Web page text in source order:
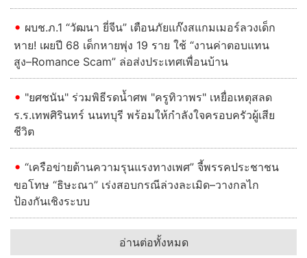
ผบช.ภ.1 “วัฒนา ยี่จีน” เตือนภัยแก๊งสแกมเมอร์ลวงเด็ก
หาย! เผยปี 68 เด็กหายพุ่ง 19 ราย ใช้ “งานค่าตอบแทน
สูง–Romance Scam” ล่อส่งประเทศเพื่อนบ้าน
"ยศชนัน" ร่วมพิธีรดน้ำศพ "ครูทิวาพร" เหยื่อเหตุสลด
ร.ร.เทพศิรินทร์ นนทบุรี พร้อมให้กำลังใจครอบครัวผู้เสีย
ชีวิต
“เครือข่ายต้านความรุนแรงทางเพศ” จี้พรรคประชาชน
ขอโทษ “ธิษะณา” เร่งสอบกรณีล่วงละเมิด–วางกลไก
ป้องกันเชิงระบบ
อ่านต่อทั้งหมด